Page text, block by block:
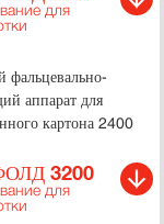
для
3200
для